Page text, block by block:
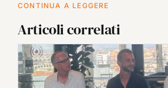
CONTINUA A LEGGERE
Articoli correlati